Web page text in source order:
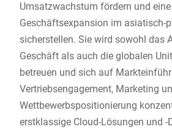
Umsatzwachstum fördern und
Geschäftsexpansion im asiatisch-
sicherstellen. Sie wird sowohl das
Geschäft als auch die globalen
betreuen und sich auf
Vertriebsengagement, Marketing
Wettbewerbspositionierung
erstklassige Cloud-Lösungen und